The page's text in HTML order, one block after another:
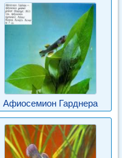
Афиосемион Гарднера